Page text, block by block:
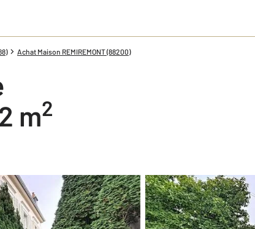
Achat Maison REMIREMONT (88200)
m2